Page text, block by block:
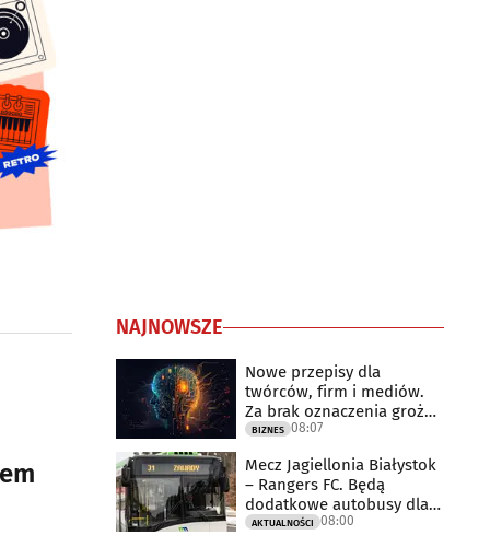
NAJNOWSZE
Nowe przepisy dla
twórców, firm i mediów.
Za brak oznaczenia grożą
milionowe
BIZNES 08:07
Mecz Jagiellonia Białystok
– Rangers FC. Będą
dodatkowe autobusy dla
kibiców
AKTUALNOŚCI 08:00